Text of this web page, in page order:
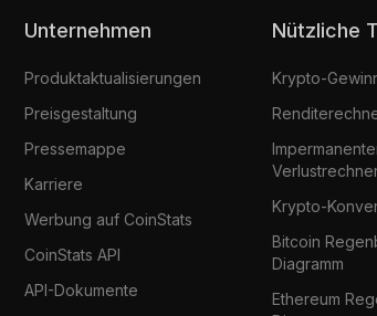
Unternehmen
Produktaktualisierungen
Preisgestaltung
Pressemappe
Karriere
Werbung auf CoinStats
CoinStats API
API-Dokumente
Nützliche
Krypto-
Krypto-
Bitcoin
Diagramm
Ethereum